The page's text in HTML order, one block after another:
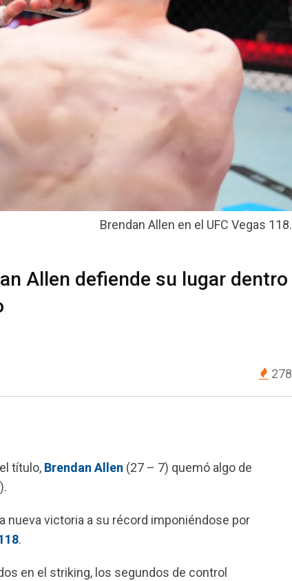
Brendan Allen en el UFC Vegas 118.
Allen defiende su lugar dentro
278
título, Brendan Allen (27 – 7) quemó algo de
nueva victoria a su récord imponiéndose por
.
en el striking, los segundos de control